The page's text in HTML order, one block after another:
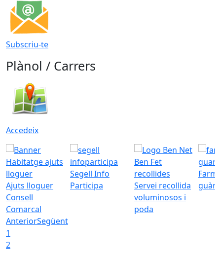
Subscriu-te
Plànol / Carrers
Accedeix
Ajuts lloguer
Consell
Comarcal
Segell Info
Participa
Servei recollida
voluminosos i
poda
AnteriorSegüent
1
2